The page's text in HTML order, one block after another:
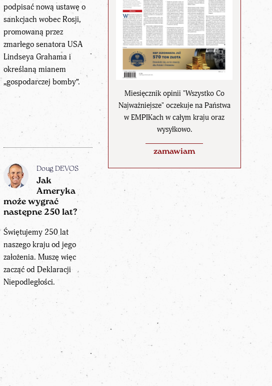
Miesięcznik opinii "Wszystko Co
Najważniejsze" oczekuje na Państwa
w EMPIKach w całym kraju oraz
wysyłkowo.
zamawiam
podpisać nową ustawę o
sankcjach wobec Rosji,
promowaną przez
zmarłego senatora USA
Lindseya Grahama i
określaną mianem
„gospodarczej bomby”.
Doug DEVOS
Jak
Ameryka
może wygrać
następne 250 lat?
Świętujemy 250 lat
naszego kraju od jego
założenia. Muszę więc
zacząć od Deklaracji
Niepodległości.